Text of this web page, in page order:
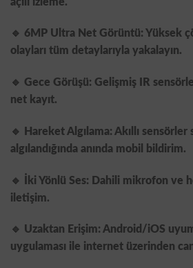
🔹 6MP Ultra Net Görüntü: Yüksek
olayları tüm detaylarıyla yakalayın.
🔹 Gece Görüşü: Gelişmiş IR
net kayıt.
🔹 Hareket Algılama: Akıllı
algılandığında anında mobil bildirim.
🔹 İki Yönlü Ses: Dahili mikrofon ve
iletişim.
🔹 Uzaktan Erişim: Android/iOS
uygulaması ile internet üzerinden